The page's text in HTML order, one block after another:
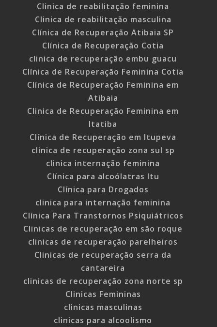
Clinica de reabilitação feminina
Clinica de reabilitação masculina
Clínica de Recuperação Atibaia SP
Clínica de Recuperação Cotia
clinica de recuperação embu guacu
Clínica de Recuperação Feminina Cotia
Clínica de Recuperação Feminina em
Atibaia
Clinica de Recuperação Feminina em
Itatiba
Clínica de Recuperação em Itupeva
clinica de recuperação zona sul sp
clinica internação feminina
Clínica para alcoólatras Itu
Clínica para Drogados
clinica para internação feminina
Clínica Para Transtornos Psiquiátricos
Clinicas de recuperação em são roque
clinicas de recuperação parelheiros
Clinicas de recuperação serra da
cantareira
clinicas de recuperação zona norte sp
Clinicas Femininas
clinicas masculinas
clinicas para alcoolismo